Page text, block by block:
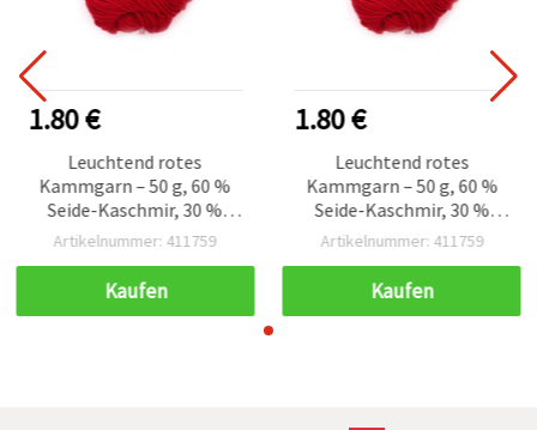
1.80 €
Leuchtend rotes
Kammgarn – 50 g, 60 %
Seide-Kaschmir, 30 %
Wolle, 10 % Kaschmir,
Artikelnummer: 411759
Kaufen
1.80 €
Leuchtend rotes
Kammgarn – 50 g, 60 %
Seide-Kaschmir, 30 %
Wolle, 10 % Kaschmir,
Artikelnummer: 411759
Kaufen